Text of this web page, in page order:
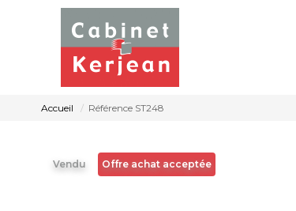
Accueil Référence ST248
Vendu Offre achat acceptée